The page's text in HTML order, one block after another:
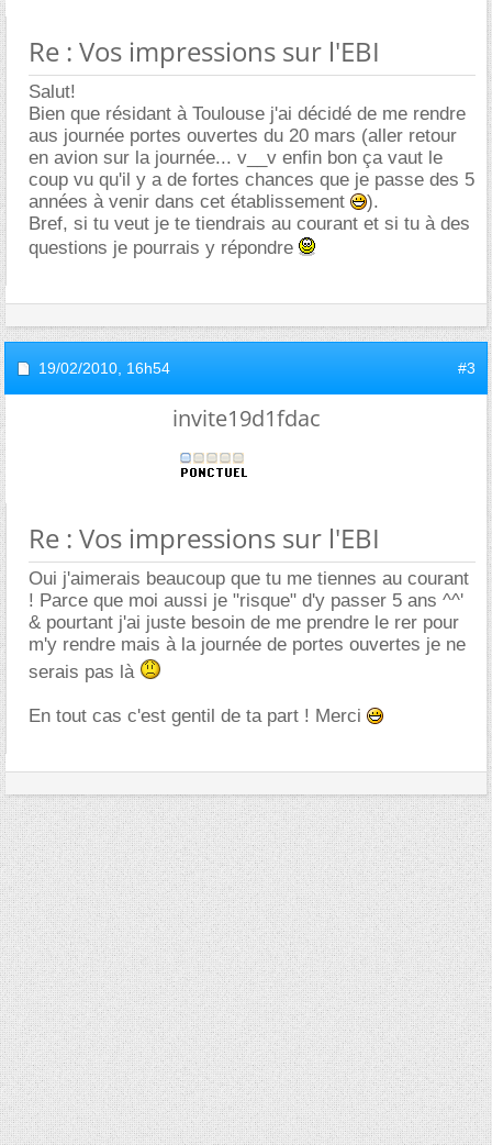
Re : Vos impressions sur l'EBI
Salut!
Bien que résidant à Toulouse j'ai décidé de me rendre
aus journée portes ouvertes du 20 mars (aller retour
en avion sur la journée... v__v enfin bon ça vaut le
coup vu qu'il y a de fortes chances que je passe des 5
années à venir dans cet établissement
).
Bref, si tu veut je te tiendrais au courant et si tu à des
questions je pourrais y répondre
19/02/2010, 16h54 #3
invite19d1fdac
Re : Vos impressions sur l'EBI
Oui j'aimerais beaucoup que tu me tiennes au courant
! Parce que moi aussi je "risque" d'y passer 5 ans ^^'
& pourtant j'ai juste besoin de me prendre le rer pour
m'y rendre mais à la journée de portes ouvertes je ne
serais pas là
En tout cas c'est gentil de ta part ! Merci